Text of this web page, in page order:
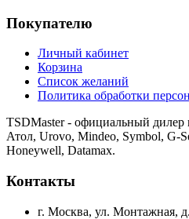
Покупателю
Личный кабинет
Корзина
Список желаний
Политика обработки
TSDMaster - официальный дилер
Атол, Urovo, Mindeo, Symbol, G-
Honeywell, Datamax.
Контакты
г. Москва, ул. Монтажная,